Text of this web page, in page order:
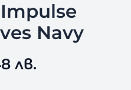
Navy
лв.